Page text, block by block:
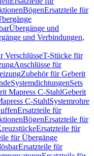
BögenErsatzteile für
Übergänge und
und Verbindungen,
VerschlüsseT-Stücke für
Anschlüsse für
Zubehör für Geberit
SystemdichtungenSets
Mapress C-StahlGeberit
C-StahlSystemrohre
Ersatzteile für
BögenErsatzteile für
Ersatzteile für
für Übergänge
Ersatzteile für